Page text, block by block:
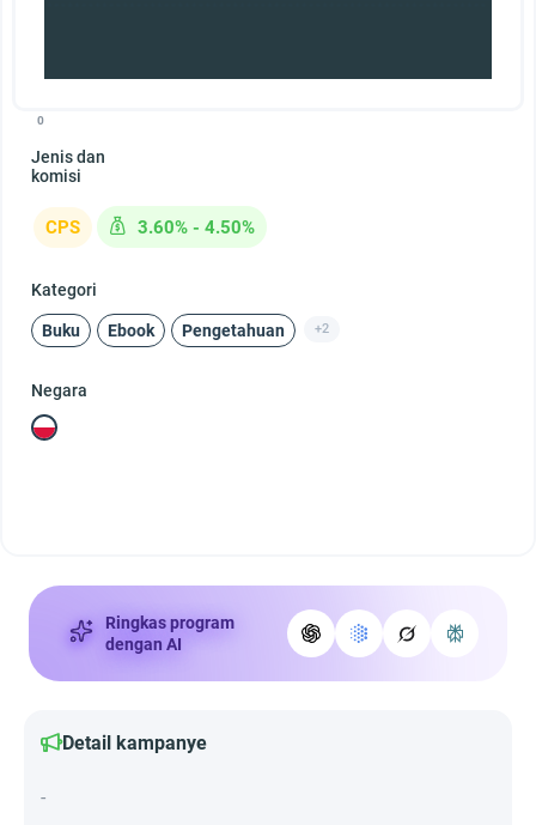
0
Jenis dan
komisi
CPS 3.60% - 4.50%
Kategori
Buku Ebook Pengetahuan +2
Negara
Ringkas program
dengan AI
Detail kampanye
-